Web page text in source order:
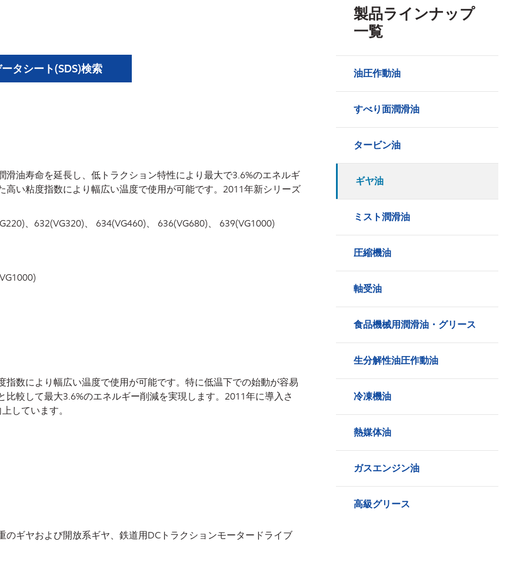
タシート(SDS)検索
油寿命を延長し、低トラクション特性により最大で3.6%のエネルギ
い粘度指数により幅広い温度で使用が可能です。2011年新シリーズ
、632(VG320)、 634(VG460)、 636(VG680)、 639(VG1000)
数により幅広い温度で使用が可能です。特に低温下での始動が容易
較して最大3.6%のエネルギー削減を実現します。2011年に導入さ
しています。
ギヤおよび開放系ギヤ、鉄道用DCトラクションモータードライブ
製品ラインナップ
一覧
油圧作動油
すべり面潤滑油
タービン油
ギヤ油
ミスト潤滑油
圧縮機油
軸受油
食品機械用潤滑油・グリース
生分解性油圧作動油
冷凍機油
熱媒体油
ガスエンジン油
高級グリース